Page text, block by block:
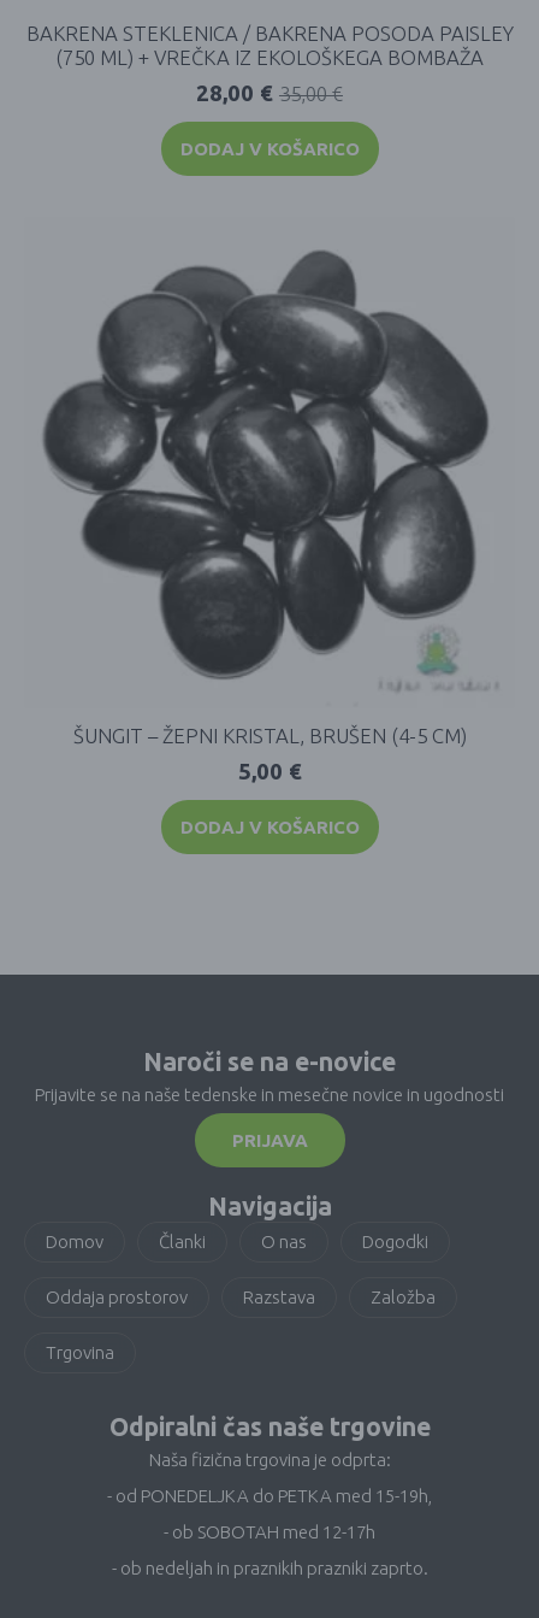
BAKRENA STEKLENICA / BAKRENA POSODA PAISLEY
(750 ML) + VREČKA IZ EKOLOŠKEGA BOMBAŽA
35,00€
28,00 €
DODAJ V KOŠARICO
ŠUNGIT – ŽEPNI KRISTAL, BRUŠEN (4-5 CM)
5,00 €
DODAJ V KOŠARICO
Naroči se na e-novice
Prijavite se na naše tedenske in mesečne novice in ugodnosti
PRIJAVA
Navigacija
Domov Članki O nas Dogodki
Oddaja prostorov Razstava Založba
Trgovina
Odpiralni čas naše trgovine
Naša fizična trgovina je odprta:
- od PONEDELJKA do PETKA med 15-19h,
- ob SOBOTAH med 12-17h
- ob nedeljah in praznikih prazniki zaprto.